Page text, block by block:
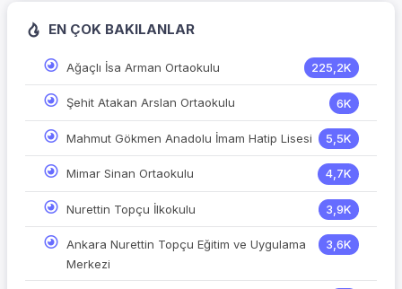
EN ÇOK BAKILANLAR
Ağaçlı İsa Arman Ortaokulu 225,2K
Şehit Atakan Arslan Ortaokulu 6K
Mahmut Gökmen Anadolu İmam Hatip Lisesi 5,5K
Mimar Sinan Ortaokulu 4,7K
Nurettin Topçu İlkokulu 3,9K
Ankara Nurettin Topçu Eğitim ve Uygulama
Merkezi
3,6K